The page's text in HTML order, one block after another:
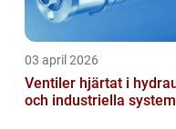
03 april 2026
Ventiler hjärtat i hydraulik
och industriella system